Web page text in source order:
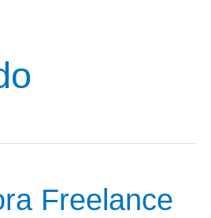
Freelance